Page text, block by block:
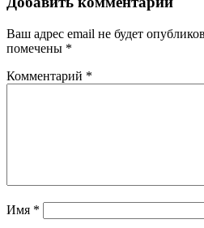
Ваш адрес email не будет
помечены *
Комментарий *
Имя *